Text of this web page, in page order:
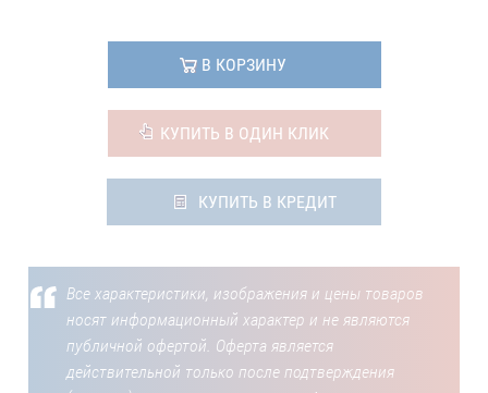
В КОРЗИНУ
КУПИТЬ В ОДИН КЛИК
КУПИТЬ В КРЕДИТ
Все характеристики, изображения и цены товаров
носят информационный характер и не являются
публичной офертой. Оферта является
действительной только после подтверждения